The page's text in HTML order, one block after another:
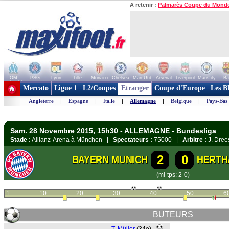
A retenir : Palmarès Coupe du
OM PSG Lyon Lille Monaco Chelsea Man Utd Arsenal Liverpool ManCity
+ de clubs
Mercato Ligue 1 L2/Coupes Etranger Coupe d'Europe Les
Angleterre | Espagne | Italie | Allemagne | Belgique | Pays-Bas
Sam. 28 Novembre 2015, 15h30 - ALLEMAGNE - Bundesliga
Stade : Allianz-Arena à München | Spectateurs : 75000 | Arbitre : J.
BAYERN MUNICH 2 0
(mi-tps: 2-0)
1 10 20 30 40 50
BUTEURS